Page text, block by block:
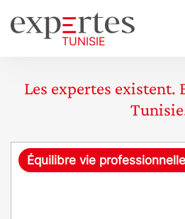
Les expertes existent.
R